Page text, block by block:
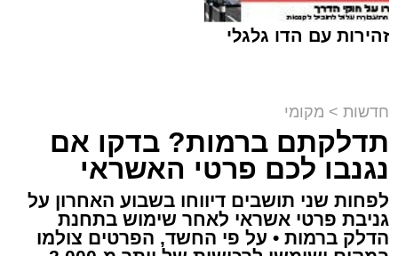
קבוצת זמן אמת
מערכת האתר / 18:52 07.08.26
זהירות עם הדו גלגלי
חדשות > מקומי
תדלקתם ברמות? בדקו אם
נגנבו לכם פרטי האשראי
לפחות שני תושבים דיווחו בשבוע האחרון על
גניבת פרטי אשראי לאחר שימוש בתחנת
הדלק ברמות • על פי החשד, הפרטים צולמו